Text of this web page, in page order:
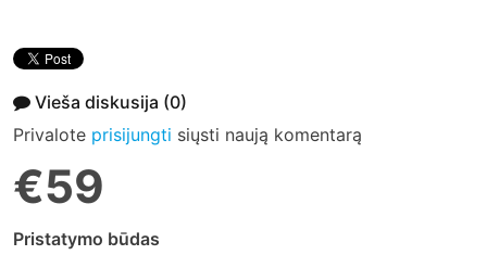
Vieša diskusija (0)
Privalote prisijungti siųsti naują komentarą
€59
Pristatymo būdas